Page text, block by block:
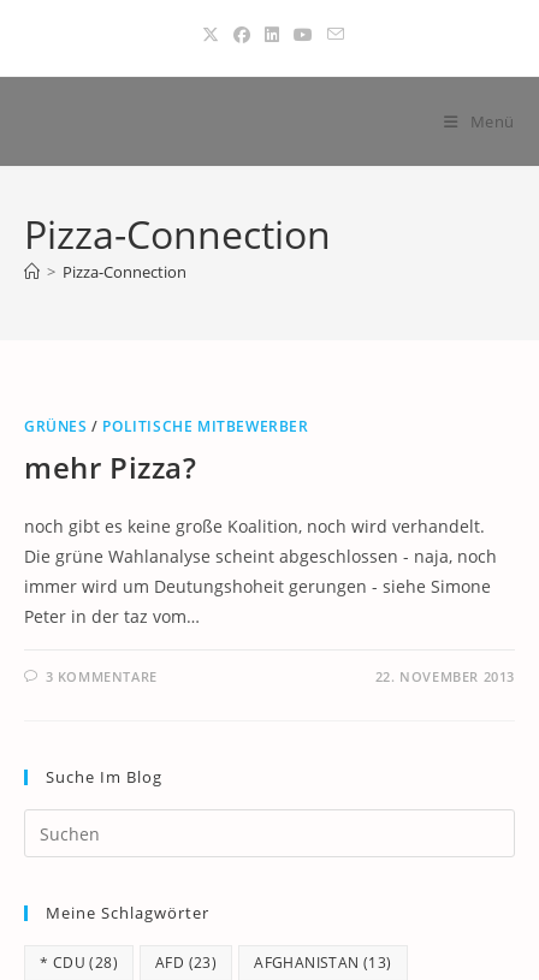
springen
Menü
Pizza-Connection
> Pizza-Connection
GRÜNES / POLITISCHE MITBEWERBER
mehr Pizza?
noch gibt es keine große Koalition, noch wird verhandelt.
Die grüne Wahlanalyse scheint abgeschlossen - naja, noch
immer wird um Deutungshoheit gerungen - siehe Simone
Peter in der taz vom…
3 KOMMENTARE 22. NOVEMBER 2013
Suche Im Blog
Meine Schlagwörter
* CDU (28) AFD (23) AFGHANISTAN (13)